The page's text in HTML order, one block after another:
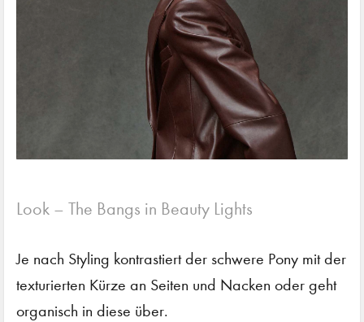
Look – The Bangs in Beauty Lights
Je nach Styling kontrastiert der schwere Pony mit der
texturierten Kürze an Seiten und Nacken oder geht
organisch in diese über.